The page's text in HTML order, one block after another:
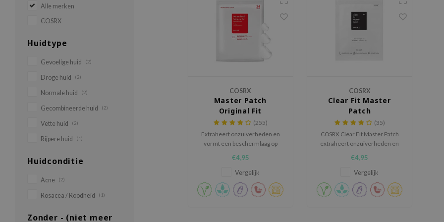
Alle merken
COSRX
Huidtype
Gevoelige huid (2)
Droge huid (2)
Normale huid (2)
Gecombineerde huid (2)
Vette huid (2)
Rijpere huid (1)
Huidconditie
Acne (2)
Rosacea / Roodheid (1)
Zonder - (niet meer
COSRX
Master Patch
Original Fit
(255)
Extraheert onzuiverheden en
vormt een beschermlaag op
virussen.
€4,95
Vergelijk
COSRX
Clear Fit Master
Patch
(35)
COSRX Clear Fit Master Patch
extraheert onzuiverheden en
puistjes om ze te beschermen
tegen bacteriën en virussen.
€4,95
Vergelijk